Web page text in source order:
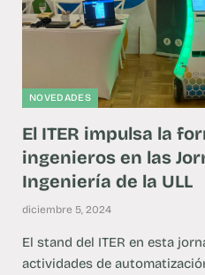
NOVEDADES
El ITER impulsa la
ingenieros en las
Ingeniería de la ULL
diciembre 5, 2024
El stand del ITER en esta
actividades de